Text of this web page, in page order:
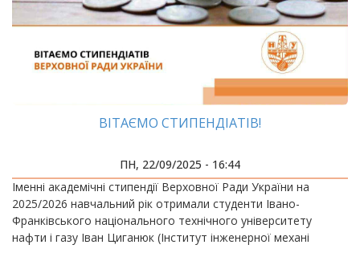
ВІТАЄМО СТИПЕНДІАТІВ!
ПН, 22/09/2025 - 16:44
Іменні академічні стипендії Верховної Ради України на
2025/2026 навчальний рік отримали студенти Івано-
Франківського національного технічного університету
нафти і газу Іван Циганюк (Інститут інженерної механі